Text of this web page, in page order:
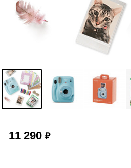
11 290 ₽